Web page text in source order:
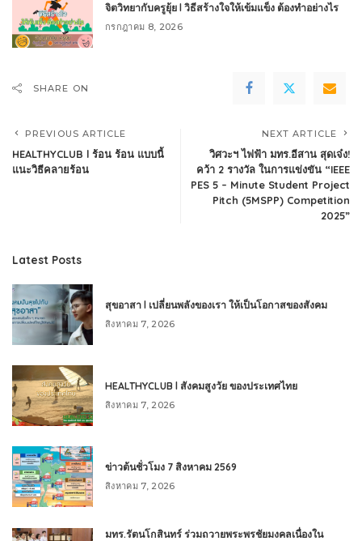
จิตวิทยากับครูยุ้ย l วิธีสร้างใจให้เข้มแข็ง ต้องทำอย่างไร
กรกฎาคม 8, 2026
SHARE ON
PREVIOUS ARTICLE
HEALTHYCLUB l ร้อน ร้อน แบบนี้
แนะวิธีคลายร้อน
NEXT ARTICLE
วิศวะฯ ไฟฟ้า มทร.อีสาน สุดเจ๋ง!
คว้า 2 รางวัล ในการแข่งขัน “IEEE
PES 5 – Minute Student Project
Pitch (5MSPP) Competition
2025”
Latest Posts
สุขอาสา l เปลี่ยนพลังของเรา ให้เป็นโอกาสของสังคม
สิงหาคม 7, 2026
HEALTHYCLUB l สังคมสูงวัย ของประเทศไทย
สิงหาคม 7, 2026
ข่าวต้นชั่วโมง 7 สิงหาคม 2569
สิงหาคม 7, 2026
มทร.รัตนโกสินทร์ ร่วมถวายพระพรชัยมงคลเนื่องใน